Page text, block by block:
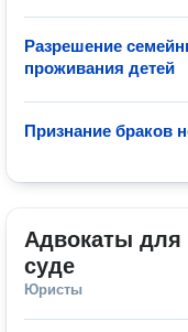
Разрешение
проживания детей
Признание браков
Адвокаты для
суде
Юристы